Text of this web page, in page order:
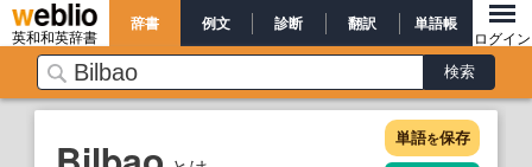
英和和英辞書
辞書 例文 診断 翻訳 単語帳
ログイン
単語を保存